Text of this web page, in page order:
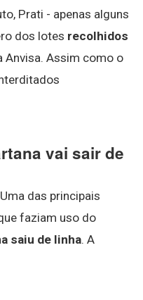
Prati - apenas alguns
dos lotes recolhidos
Anvisa. Assim como o
vai sair de
das principais
faziam uso do
saiu de linha. A